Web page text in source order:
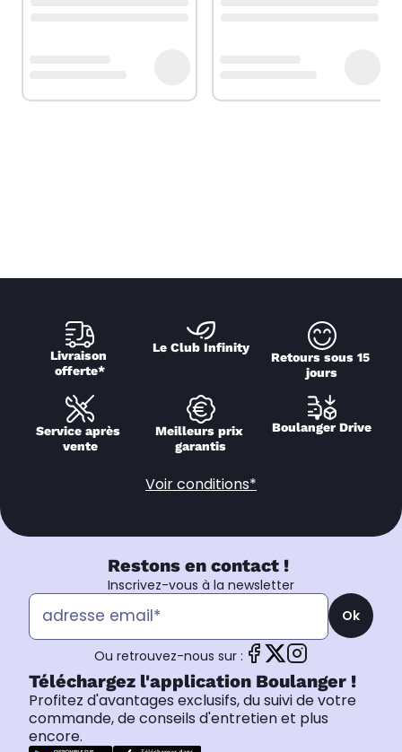
Livraison
offerte*
Le Club Infinity
Retours sous 15
jours
Service après
vente
Meilleurs prix
garantis
Boulanger Drive
Voir conditions*
Restons en contact !
Inscrivez-vous à la newsletter
Ok
Ou retrouvez-nous sur :
Téléchargez l'application Boulanger !
Profitez d'avantages exclusifs, du suivi de votre
commande, de conseils d'entretien et plus
encore.